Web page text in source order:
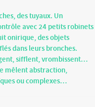
des tuyaux. Un
avec 24 petits robinets
onirique, des objets
dans leurs bronches.
sifflent, vrombissent…
mêlent abstraction,
ou complexes…